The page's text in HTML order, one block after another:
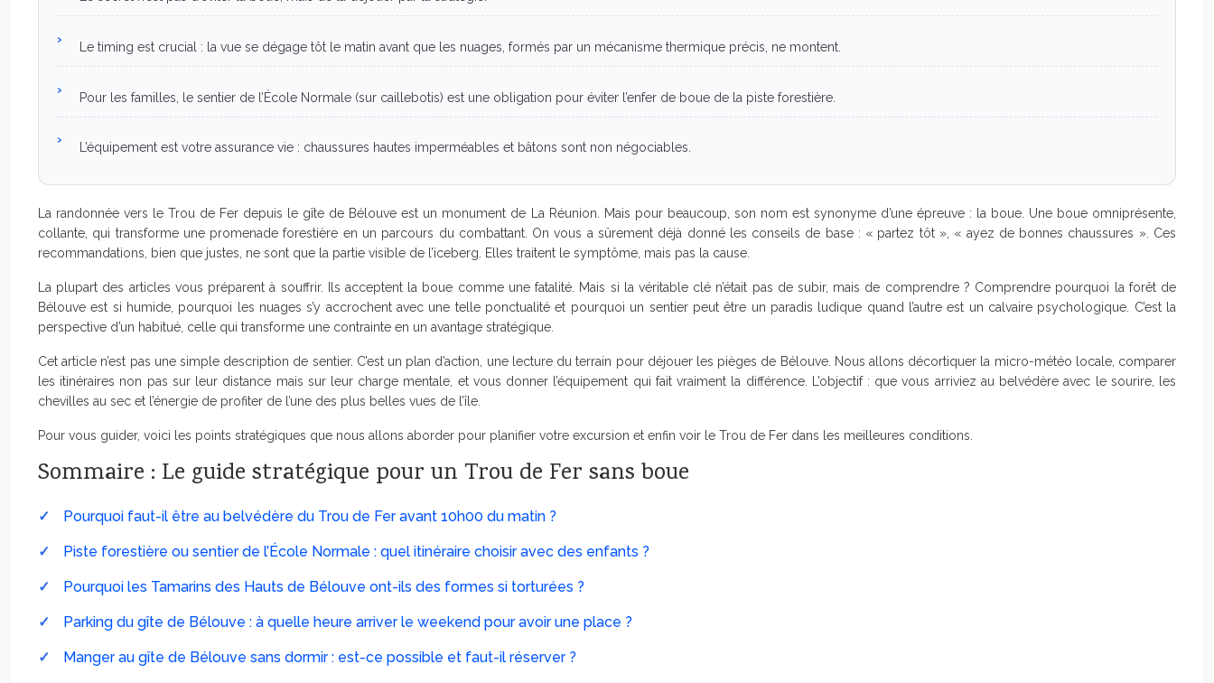
Le timing est crucial : la vue se dégage tôt le matin avant que les nuages, formés par un mécanisme thermique précis, ne montent.
Pour les familles, le sentier de l’École Normale (sur caillebotis) est une obligation pour éviter l’enfer de boue de la piste forestière.
L’équipement est votre assurance vie : chaussures hautes imperméables et bâtons sont non négociables.
La randonnée vers le Trou de Fer depuis le gîte de Bélouve est un monument de La Réunion. Mais pour beaucoup, son nom est synonyme d’une épreuve : la boue. Une boue omniprésente,
collante, qui transforme une promenade forestière en un parcours du combattant. On vous a sûrement déjà donné les conseils de base : « partez tôt », « ayez de bonnes chaussures ». Ces
recommandations, bien que justes, ne sont que la partie visible de l’iceberg. Elles traitent le symptôme, mais pas la cause.
La plupart des articles vous préparent à souffrir. Ils acceptent la boue comme une fatalité. Mais si la véritable clé n’était pas de subir, mais de comprendre ? Comprendre pourquoi la forêt de
Bélouve est si humide, pourquoi les nuages s’y accrochent avec une telle ponctualité et pourquoi un sentier peut être un paradis ludique quand l’autre est un calvaire psychologique. C’est la
perspective d’un habitué, celle qui transforme une contrainte en un avantage stratégique.
Cet article n’est pas une simple description de sentier. C’est un plan d’action, une lecture du terrain pour déjouer les pièges de Bélouve. Nous allons décortiquer la micro-météo locale, comparer
les itinéraires non pas sur leur distance mais sur leur charge mentale, et vous donner l’équipement qui fait vraiment la différence. L’objectif : que vous arriviez au belvédère avec le sourire, les
chevilles au sec et l’énergie de profiter de l’une des plus belles vues de l’île.
Pour vous guider, voici les points stratégiques que nous allons aborder pour planifier votre excursion et enfin voir le Trou de Fer dans les meilleures conditions.
Sommaire : Le guide stratégique pour un Trou de Fer sans boue
Pourquoi faut-il être au belvédère du Trou de Fer avant 10h00 du matin ?
Piste forestière ou sentier de l’École Normale : quel itinéraire choisir avec des enfants ?
Pourquoi les Tamarins des Hauts de Bélouve ont-ils des formes si torturées ?
Parking du gîte de Bélouve : à quelle heure arriver le weekend pour avoir une place ?
Manger au gîte de Bélouve sans dormir : est-ce possible et faut-il réserver ?